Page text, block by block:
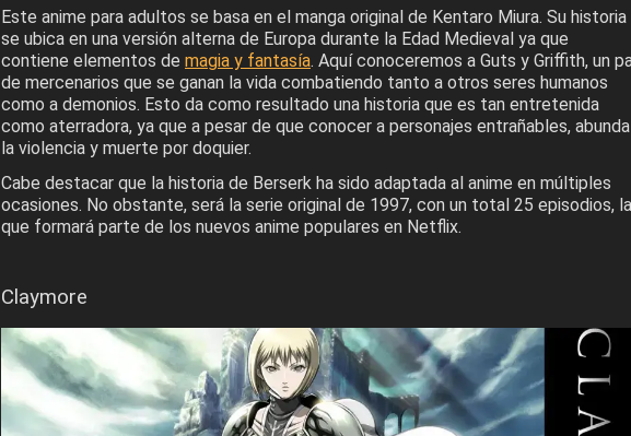
Este anime para adultos se basa en el manga original de Kentaro Miura. Su historia
se ubica en una versión alterna de Europa durante la Edad Medieval ya que
contiene elementos de magia y fantasía. Aquí conoceremos a Guts y Griffith, un
de mercenarios que se ganan la vida combatiendo tanto a otros seres humanos
como a demonios. Esto da como resultado una historia que es tan entretenida
como aterradora, ya que a pesar de que conocer a personajes entrañables, abunda
la violencia y muerte por doquier.
Cabe destacar que la historia de Berserk ha sido adaptada al anime en múltiples
ocasiones. No obstante, será la serie original de 1997, con un total 25 episodios, la
que formará parte de los nuevos anime populares en Netflix.
Claymore